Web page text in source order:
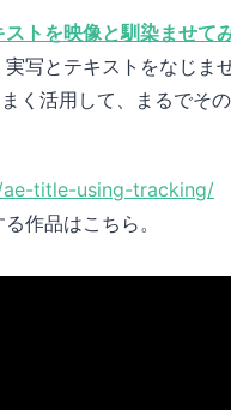
トを映像と馴染ませて
写とテキストをなじま
く活用して、まるでそ
title-using-tracking/
作品はこちら。